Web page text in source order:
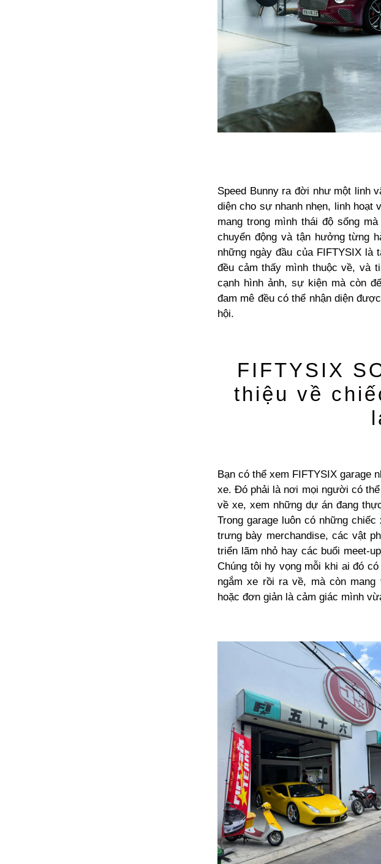
Speed Bunny ra đời như một linh
diện cho sự nhanh nhẹn, linh hoạt
mang trong mình thái độ sống
chuyển động và tận hưởng từng
những ngày đầu của FIFTYSIX
đều cảm thấy mình thuộc về, và
cạnh hình ảnh, sự kiện mà còn
đam mê đều có thể nhận diện
hội.
FIFTYSIX
thiệu về
Bạn có thể xem FIFTYSIX garage
xe. Đó phải là nơi mọi người có
về xe, xem những dự án đang
Trong garage luôn có những
trưng bày merchandise, các vật
triển lãm nhỏ hay các buổi meet-
Chúng tôi hy vọng mỗi khi ai đó
ngắm xe rồi ra về, mà còn
hoặc đơn giản là cảm giác mình